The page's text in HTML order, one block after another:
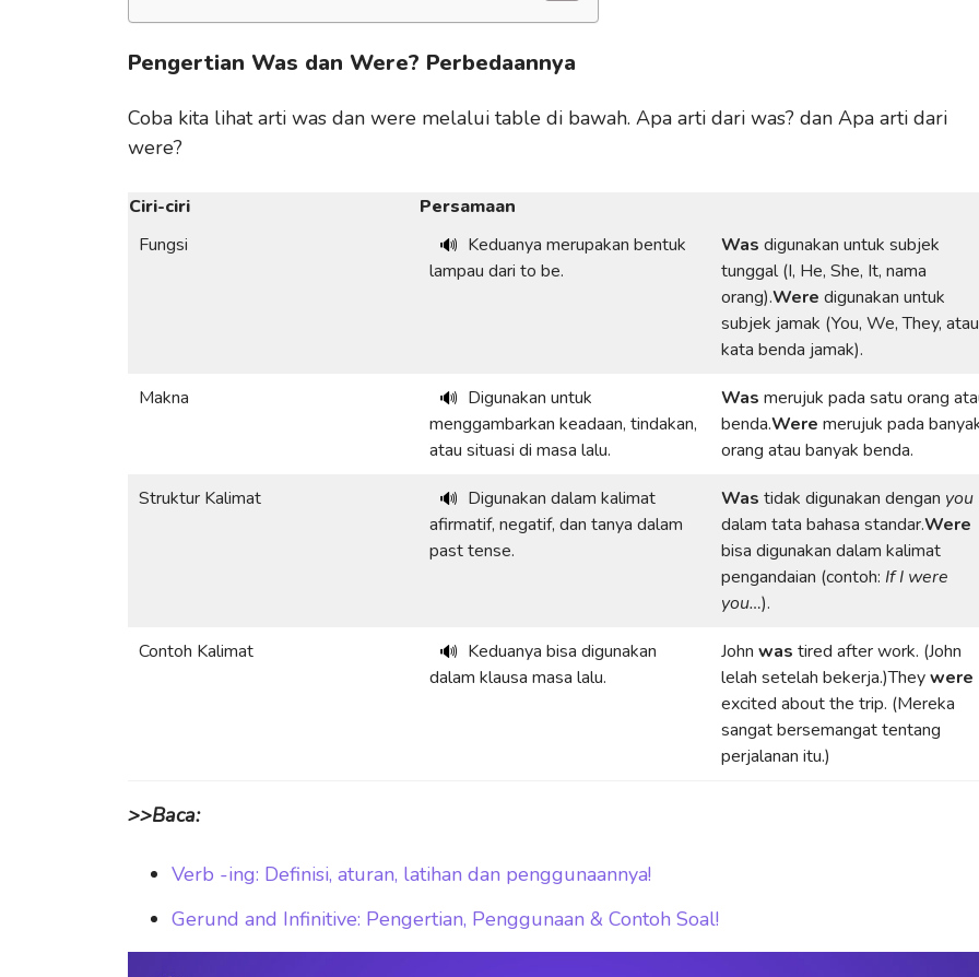
Pengertian Was dan Were? Perbedaannya
Coba kita lihat arti was dan were melalui table di bawah. Apa arti dari was? dan Apa arti dari
were?
Ciri-ciri
Persamaan
Fungsi
🔊 Keduanya merupakan bentuk
lampau dari to be.
Was digunakan untuk subjek
tunggal (I, He, She, It, nama
orang).Were digunakan untuk
subjek jamak (You, We, They, atau
kata benda jamak).
Makna
🔊 Digunakan untuk
menggambarkan keadaan, tindakan,
atau situasi di masa lalu.
Was merujuk pada satu orang
benda.Were merujuk pada
orang atau banyak benda.
Struktur Kalimat
🔊 Digunakan dalam kalimat
afirmatif, negatif, dan tanya dalam
past tense.
Was tidak digunakan dengan you
dalam tata bahasa standar.Were
bisa digunakan dalam kalimat
pengandaian (contoh: If I were
you…).
Contoh Kalimat
🔊 Keduanya bisa digunakan
dalam klausa masa lalu.
John was tired after work. (John
lelah setelah bekerja.)Theywere
excited about the trip. (Mereka
sangat bersemangat tentang
perjalanan itu.)
>>Baca:
Verb -ing: Definisi, aturan, latihan dan penggunaannya!
Gerund and Infinitive: Pengertian, Penggunaan & Contoh Soal!